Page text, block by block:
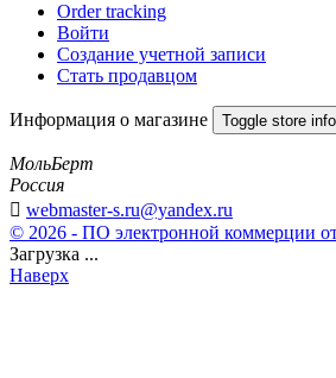
Order tracking
Войти
Создание учетной записи
Стать продавцом
Информация о магазине Toggle store
МольБерт
Россия
 webmaster-s.ru@yandex.ru
© 2026 - ПО электронной коммерции
Загрузка ...
Наверх